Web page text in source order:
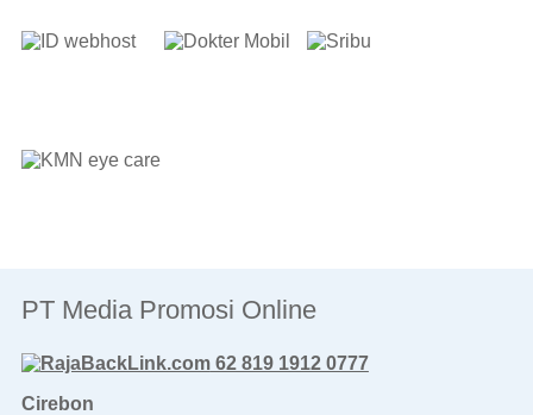
PT Media Promosi Online
62 819 1912 0777
Cirebon